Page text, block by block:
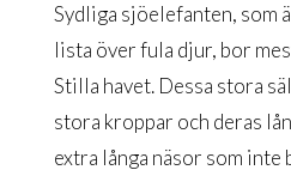
Sydliga sjöelefanten, som
lista över fula djur, bor
Stilla havet. Dessa stora
stora kroppar och deras
extra långa näsor som inte